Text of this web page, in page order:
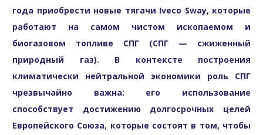
года приобрести новые тягачи Iveco Sway, которые
работают на самом чистом ископаемом и
биогазовом топливе СПГ (СПГ — сжиженный
природный газ). В контексте построения
климатически нейтральной экономики роль СПГ
чрезвычайно важна: его использование
способствует достижению долгосрочных целей
Европейского Союза, которые состоят в том, чтобы